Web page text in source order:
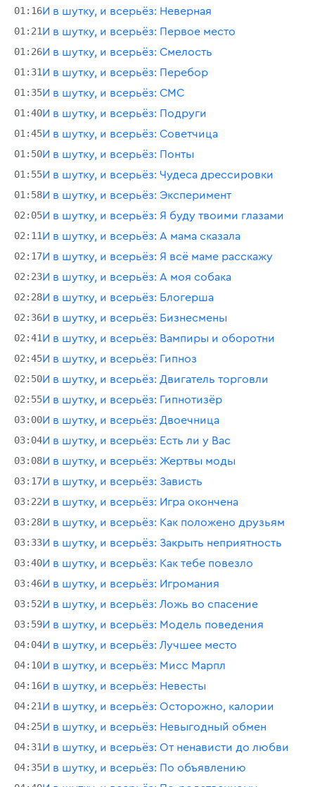
01:16И в шутку, и всерьёз: Неверная
01:21И в шутку, и всерьёз: Первое место
01:26И в шутку, и всерьёз: Смелость
01:31И в шутку, и всерьёз: Перебор
01:35И в шутку, и всерьёз: СМС
01:40И в шутку, и всерьёз: Подруги
01:45И в шутку, и всерьёз: Советчица
01:50И в шутку, и всерьёз: Понты
01:55И в шутку, и всерьёз: Чудеса дрессировки
01:58И в шутку, и всерьёз: Эксперимент
02:05И в шутку, и всерьёз: Я буду твоими глазами
02:11И в шутку, и всерьёз: А мама сказала
02:17И в шутку, и всерьёз: Я всё маме расскажу
02:23И в шутку, и всерьёз: А моя собака
02:28И в шутку, и всерьёз: Блогерша
02:36И в шутку, и всерьёз: Бизнесмены
02:41И в шутку, и всерьёз: Вампиры и оборотни
02:45И в шутку, и всерьёз: Гипноз
02:50И в шутку, и всерьёз: Двигатель торговли
02:55И в шутку, и всерьёз: Гипнотизёр
03:00И в шутку, и всерьёз: Двоечница
03:04И в шутку, и всерьёз: Есть ли у Вас
03:08И в шутку, и всерьёз: Жертвы моды
03:17И в шутку, и всерьёз: Зависть
03:22И в шутку, и всерьёз: Игра окончена
03:28И в шутку, и всерьёз: Как положено друзьям
03:33И в шутку, и всерьёз: Закрыть неприятность
03:40И в шутку, и всерьёз: Как тебе повезло
03:46И в шутку, и всерьёз: Игромания
03:52И в шутку, и всерьёз: Ложь во спасение
03:59И в шутку, и всерьёз: Модель поведения
04:04И в шутку, и всерьёз: Лучшее место
04:10И в шутку, и всерьёз: Мисс Марпл
04:16И в шутку, и всерьёз: Невесты
04:21И в шутку, и всерьёз: Осторожно, калории
04:25И в шутку, и всерьёз: Невыгодный обмен
04:31И в шутку, и всерьёз: От ненависти до любви
04:35И в шутку, и всерьёз: По объявлению